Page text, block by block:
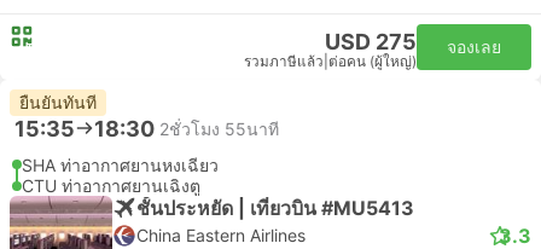
USD 275
รวมภาษีแล้ว ต่อคน (ผู้ใหญ่)
จองเลย
ยืนยันทันที
15:35 18:30 2ชั่วโมง 55นาที
SHA ท่าอากาศยานหงเฉียว
CTU ท่าอากาศยานเฉิงตู
ชั้นประหยัด | เที่ยวบิน #MU5413
China Eastern Airlines 3.3